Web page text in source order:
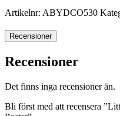
Artikelnr: ABYDCO530
Recensioner
Recensioner
Det finns inga recensioner än.
Bli först med att recensera